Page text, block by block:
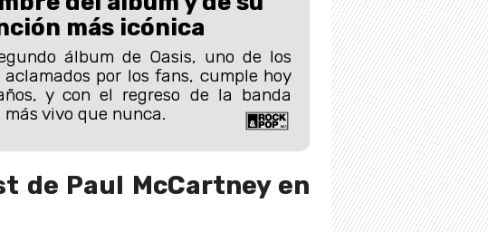
más icónica
álbum de Oasis, uno de los
aclamados por los fans, cumple hoy
y con el regreso de la banda
más vivo que nunca.
de Paul McCartney en